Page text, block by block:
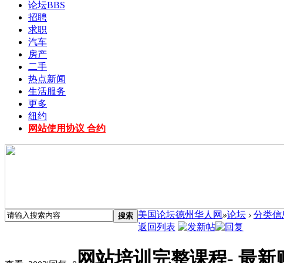
论坛BBS
招聘
求职
汽车
房产
二手
热点新闻
生活服务
更多
纽约
网站使用协议 合约
搜索 美国论坛德州华人网 »论坛 › 分类信
返回列表
网站培训完整课程- 最